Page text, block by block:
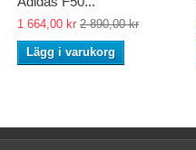
1 664,00 kr 2 890,00 kr
Lägg i varukorg